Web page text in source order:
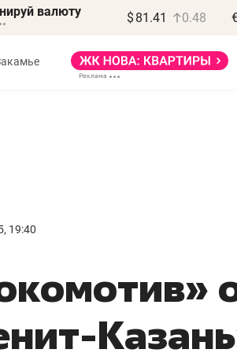
валюту $ 81.41 0.48
19:40
правил, бизнес может
потерять минимум
полгода»